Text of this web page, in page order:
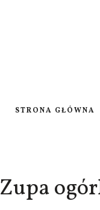
STRONA GŁÓWNA
Zupa